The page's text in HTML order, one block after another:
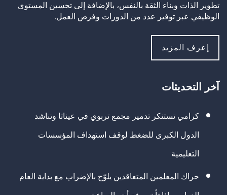
تطوير الذات وبناء الثقة بالنفس، بالإضافة إلى تحسين المستوى
الوظيفي عبر توفير عدد من الدورات وفرص العمل.
إعرف المزيد
آخر التحديثات
كرامي تستنكر تدمير مجمع تربوي في عيناثا وتناشد
الدول الكبرى للضغط لوقف استهداف المؤسسات
التعليمية
حراك المعلمين المتعاقدين يلوّح بالإضراب مع بداية العام